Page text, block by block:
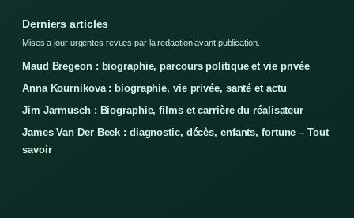
Derniers articles
Mises a jour urgentes revues par la redaction avant publication.
Maud Bregeon : biographie, parcours politique et vie privée
Anna Kournikova : biographie, vie privée, santé et actu
Jim Jarmusch : Biographie, films et carrière du réalisateur
James Van Der Beek : diagnostic, décès, enfants, fortune – Tout
savoir